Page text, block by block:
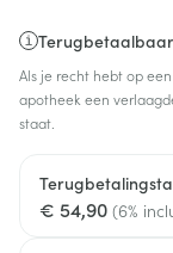
Terugbetaalbaar
Als je recht hebt op
apotheek een
staat.
€ 54,90 (6%